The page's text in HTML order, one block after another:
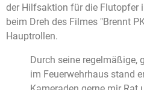
der Hilfsaktion für die Flutopfer
beim Dreh des Filmes "Brennt
Hauptrollen.
Durch seine regelmäßige,
im Feuerwehrhaus stand